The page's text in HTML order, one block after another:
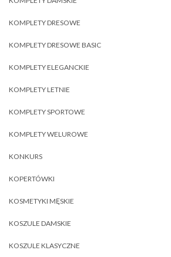
KOMPLETY DRESOWE
KOMPLETY DRESOWE BASIC
KOMPLETY ELEGANCKIE
KOMPLETY LETNIE
KOMPLETY SPORTOWE
KOMPLETY WELUROWE
KONKURS
KOPERTÓWKI
KOSMETYKI MĘSKIE
KOSZULE DAMSKIE
KOSZULE KLASYCZNE